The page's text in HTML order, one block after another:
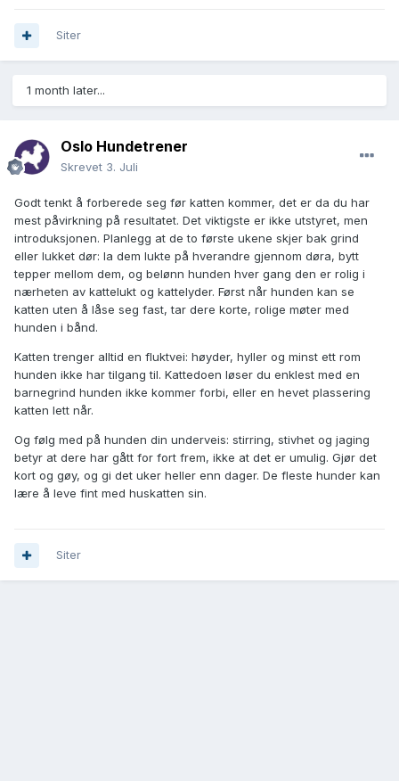
Siter
1 month later...
Oslo Hundetrener
Skrevet 3. Juli
Godt tenkt å forberede seg før katten kommer, det er da du har
mest påvirkning på resultatet. Det viktigste er ikke utstyret, men
introduksjonen. Planlegg at de to første ukene skjer bak grind
eller lukket dør: la dem lukte på hverandre gjennom døra, bytt
tepper mellom dem, og belønn hunden hver gang den er rolig i
nærheten av kattelukt og kattelyder. Først når hunden kan se
katten uten å låse seg fast, tar dere korte, rolige møter med
hunden i bånd.
Katten trenger alltid en fluktvei: høyder, hyller og minst ett rom
hunden ikke har tilgang til. Kattedoen løser du enklest med en
barnegrind hunden ikke kommer forbi, eller en hevet plassering
katten lett når.
Og følg med på hunden din underveis: stirring, stivhet og jaging
betyr at dere har gått for fort frem, ikke at det er umulig. Gjør det
kort og gøy, og gi det uker heller enn dager. De fleste hunder kan
lære å leve fint med huskatten sin.
Siter